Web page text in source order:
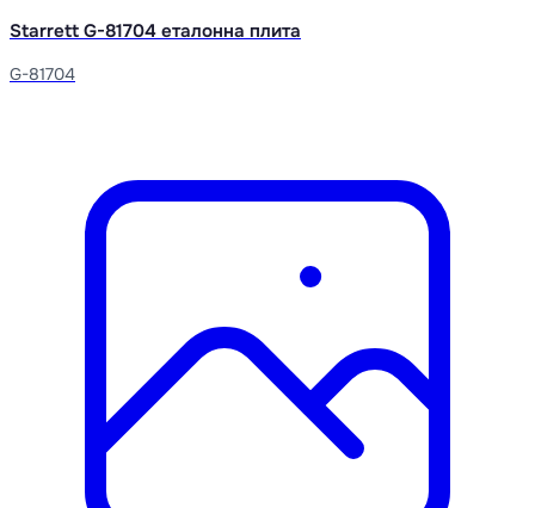
Starrett G-81704 еталонна плита
G-81704